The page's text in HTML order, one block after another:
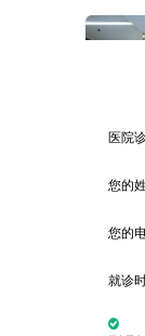
富康口腔
营业时
医院地址
医院
您的
您的
就诊